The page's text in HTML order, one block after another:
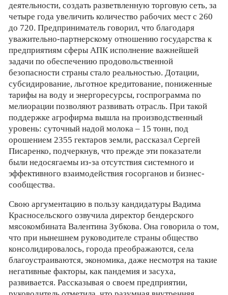
деятельности, создать разветвленную торговую сеть, за
четыре года увеличить количество рабочих мест с 260
до 720. Предприниматель говорил, что благодаря
уважительно-партнерскому отношению государства к
предприятиям сферы АПК исполнение важнейшей
задачи по обеспечению продовольственной
безопасности страны стало реальностью. Дотации,
субсидирование, льготное кредитование, пониженные
тарифы на воду и энергоресурсы, госпрограмма по
мелиорации позволяют развивать отрасль. При такой
поддержке агрофирма вышла на производственный
уровень: суточный надой молока – 15 тонн, под
орошением 2355 гектаров земли, рассказал Сергей
Писаренко, подчеркнув, что прежде эти показатели
были недосягаемы из-за отсутствия системного и
эффективного взаимодействия госорганов и бизнес-
сообщества.
Свою аргументацию в пользу кандидатуры Вадима
Красносельского озвучила директор бендерского
мясокомбината Валентина Зубкова. Она говорила о том,
что при нынешнем руководителе страны общество
консолидировалось, города преображаются, села
благоустраиваются, экономика, даже несмотря на такие
негативные факторы, как пандемия и засуха,
развивается. Рассказывая о своем предприятии,